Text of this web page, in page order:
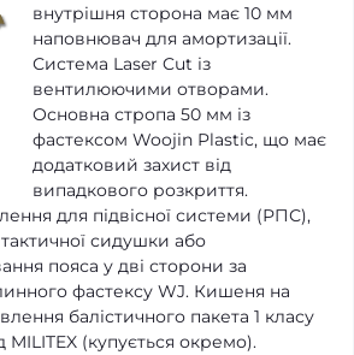
внутрішня сторона має 10 мм
наповнювач для амортизації.
Система Laser Cut із
вентилюючими отворами.
Основна стропа 50 мм із
фастексом Woojin Plastic, що має
додатковий захист від
випадкового розкриття.
для підвісної системи (РПС),
сидушки або
пояса у дві сторони за
фастексу WJ. Кишеня на
балістичного пакета 1 класу
MILITEX (купується окремо).